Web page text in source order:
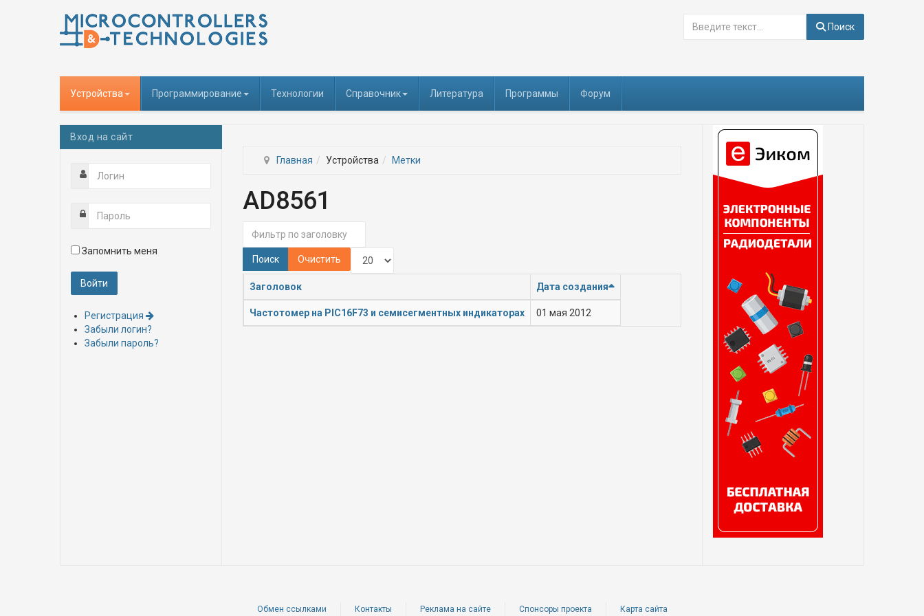
Поиск
Устройства Программирование Технологии Справочник Литература Программы Форум
Главная Устройства Метки
AD8561
Поиск Очистить
Заголовок Дата создания
Частотомер на PIC16F73 и семисегментных индикаторах 01 мая 2012
Вход на сайт
Запомнить меня
Регистрация
Забыли логин?
Забыли пароль?
Обмен ссылками Контакты Реклама на сайте Спонсоры проекта Карта сайта